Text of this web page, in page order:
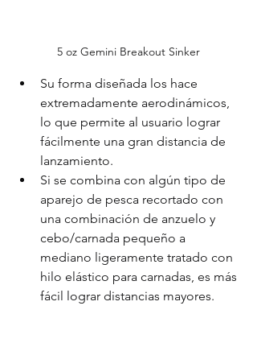
5 oz Gemini Breakout Sinker
Su forma diseñada los hace
extremadamente aerodinámicos,
lo que permite al usuario lograr
fácilmente una gran distancia de
lanzamiento.
Si se combina con algún tipo de
aparejo de pesca recortado con
una combinación de anzuelo y
cebo/carnada pequeño a
mediano ligeramente tratado con
hilo elástico para carnadas, es más
fácil lograr distancias mayores.